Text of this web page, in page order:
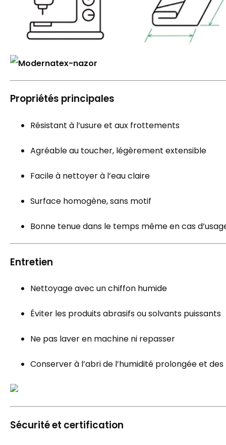
Propriétés principales
Résistant à l’usure et aux frottements
Agréable au toucher, légèrement extensible
Facile à nettoyer à l’eau claire
Surface homogène, sans motif
Bonne tenue dans le temps même en cas
Entretien
Nettoyage avec un chiffon humide
Éviter les produits abrasifs ou solvants puissants
Ne pas laver en machine ni repasser
Conserver à l’abri de l’humidité prolongée et
Sécurité et certification